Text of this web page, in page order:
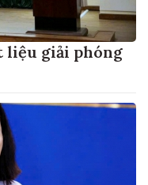
liệu giải phóng